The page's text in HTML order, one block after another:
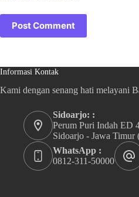
Post Comment
Informasi Kontak
Kami dengan senang hati melayani
Sidoarjo: :
Perum Puri Indah ED
Sidoarjo - Jawa Timur
WhatsApp :
0812-311-50000